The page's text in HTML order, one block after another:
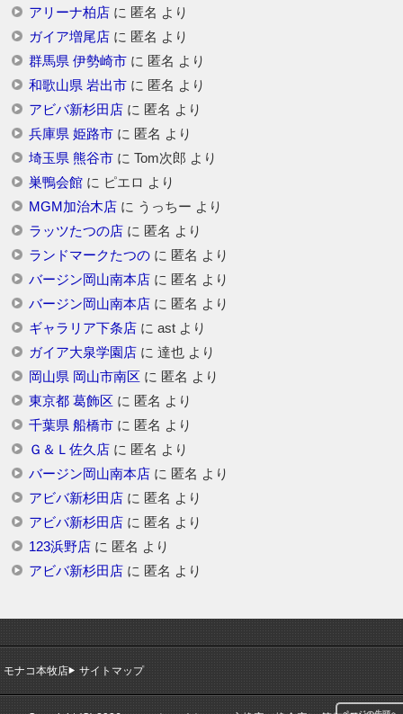
アリーナ柏店に 匿名 より
ガイア増尾店に 匿名 より
群馬県 伊勢崎市に 匿名 より
和歌山県 岩出市に 匿名 より
アビバ新杉田店に 匿名 より
兵庫県 姫路市に 匿名 より
埼玉県 熊谷市に Tom次郎 より
巣鴨会館に ピエロ より
MGM加治木店に うっちー より
ラッツたつの店に 匿名 より
ランドマークたつのに 匿名 より
バージン岡山南本店に 匿名 より
バージン岡山南本店に 匿名 より
ギャラリア下条店に astより
ガイア大泉学園店に 達也より
岡山県 岡山市南区 に 匿名 より
東京都 葛飾区 に 匿名 より
千葉県 船橋市に 匿名 より
Ｇ＆Ｌ佐久店に 匿名 より
バージン岡山南本店に 匿名 より
アビバ新杉田店に 匿名 より
アビバ新杉田店に 匿名 より
123浜野店に 匿名 より
アビバ新杉田店に 匿名 より
モナコ本牧店 サイトマップ